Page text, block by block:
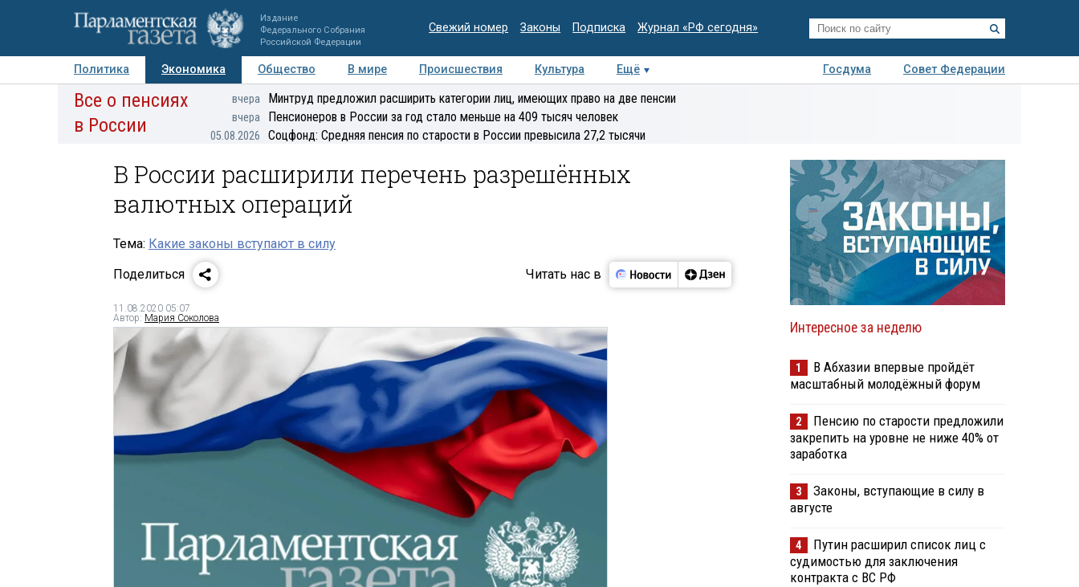
Издание
Федерального Собрания
Российской Федерации
Свежий номер Законы Подписка Журнал «РФ сегодня»
Политика Экономика Общество В мире Происшествия Культура Ещё Госдума
Совет Федерации
Авторы Персоны Мнения Регионы Медиацентр Интервью Колумнисты
Деловая
Все о пенсиях
в России
вчера Минтруд предложил расширить категории лиц, имеющих право на две пенсии
вчера Пенсионеров в России за год стало меньше на 409 тысяч человек
05.08.2026 Соцфонд: Средняя пенсия по старости в России превысила 27,2 тысячи
В России расширили перечень разрешённых
валютных операций
Тема: Какие законы вступают в силу
Поделиться
Читать нас в
11.08.2020 05:07
Автор: Мария Соколова
Интересное за неделю
1
В Абхазии впервые пройдёт
масштабный молодёжный форум
2
Пенсию по старости предложили
закрепить на уровне не ниже 40% от
заработка
3
Законы, вступающие в силу в
августе
4
Путин расширил список лиц с
судимостью для заключения
контракта с ВС РФ